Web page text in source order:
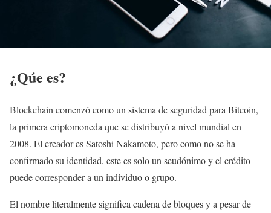
¿Qúe es?
Blockchain comenzó como un sistema de seguridad para Bitcoin,
la primera criptomoneda que se distribuyó a nivel mundial en
2008. El creador es Satoshi Nakamoto, pero como no se ha
confirmado su identidad, este es solo un seudónimo y el crédito
puede corresponder a un individuo o grupo.
El nombre literalmente significa cadena de bloques y a pesar de